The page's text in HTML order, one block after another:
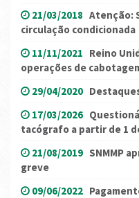
21/03/2018 Atenção:
circulação condicionada
11/11/2021 Reino
operações de
29/04/2020
17/03/2026
tacógrafo a partir de 1
21/08/2019 SNMMP
greve
09/06/2022